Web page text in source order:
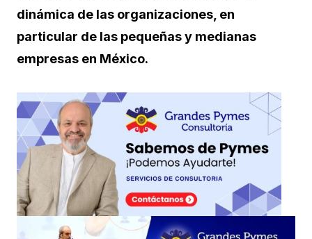
dinámica de las organizaciones, en
particular de las pequeñas y medianas
empresas en México.